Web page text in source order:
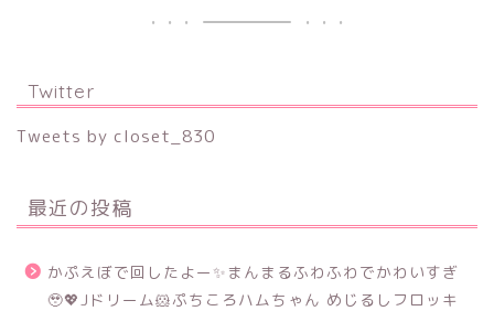
Twitter
Tweets by closet_830
最近の投稿
かぷえぼで回したよー✨まんまるふわふわでかわいすぎ
🥹💖Jドリーム🐹ぷちころハムちゃん めじるしフロッキ